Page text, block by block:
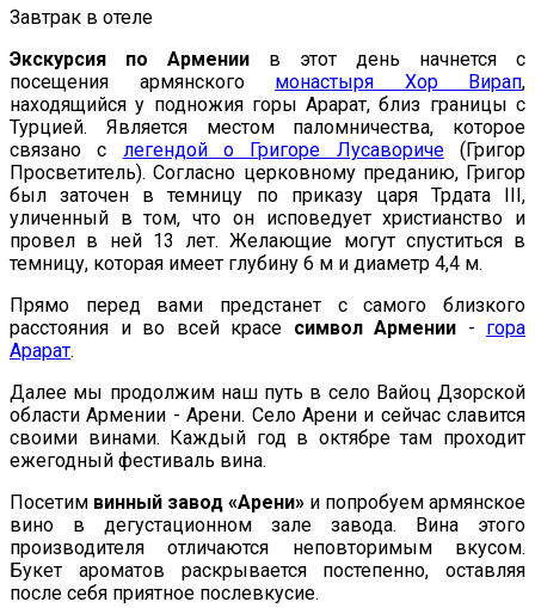
Завтрак в отеле
Экскурсия по Армении в этот день начнется с
посещения армянского монастыря Хор Вирап,
находящийся у подножия горы Арарат, близ границы с
Турцией. Является местом паломничества, которое
связано с легендой о Григоре Лусавориче(Григор
Просветитель). Согласно церковному преданию, Григор
был заточен в темницу по приказу царя Трдата III,
уличенный в том, что он исповедует христианство и
провел в ней 13 лет. Желающие могут спуститься в
темницу, которая имеет глубину 6 м и диаметр 4,4 м.
Прямо перед вами предстанет с самого близкого
расстояния и во всей красе символ Армении - гора
Арарат.
Далее мы продолжим наш путь в село Вайоц Дзорской
области Армении - Арени. Село Арени и сейчас славится
своими винами. Каждый год в октябре там проходит
ежегодный фестиваль вина.
Посетим винный завод «Арени» и попробуем армянское
вино в дегустационном зале завода. Вина этого
производителя отличаются неповторимым вкусом.
Букет ароматов раскрывается постепенно, оставляя
после себя приятное послевкусие.